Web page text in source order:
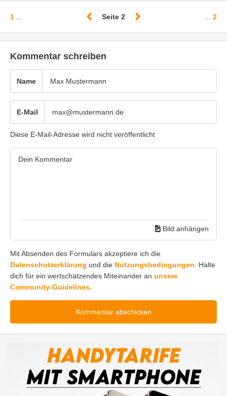
1 2
Seite 2
Kommentar schreiben
Name
E-Mail
Diese E-Mail-Adresse wird nicht veröffentlicht
Bild anhängen
Mit Absenden des Formulars akzeptiere ich die
Datenschutzerklärung und die Nutzungsbedingungen . Halte
dich für ein wertschätzendes Miteinander an unsere
Community-Guidelines.